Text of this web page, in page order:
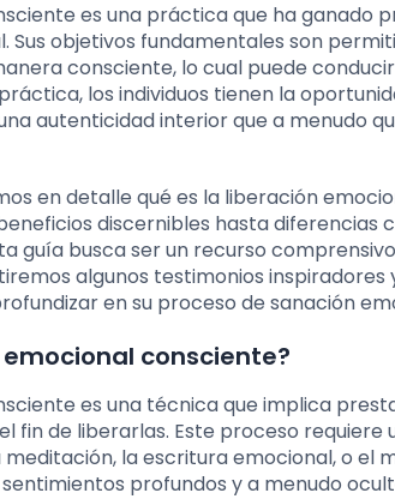
es una práctica que ha ganado
Sus objetivos fundamentales son
consciente, lo cual puede
los individuos tienen la
autenticidad interior que a menudo
en detalle qué es la liberación
discernibles hasta
guía busca ser un recurso
algunos testimonios
en su proceso de sanación
consciente?
es una técnica que implica
fin de liberarlas. Este proceso
la escritura emocional, o el
profundos y a menudo